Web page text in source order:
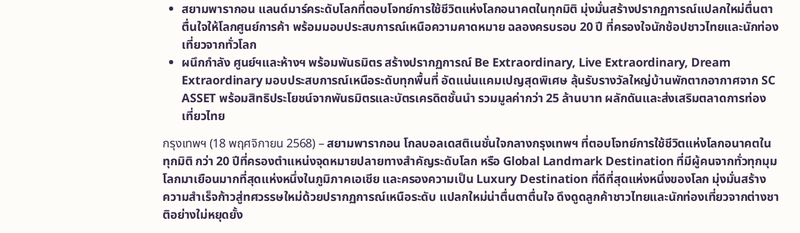
สยามพารากอน แลนด์มาร์คระดับโลกที่ตอบโจทย์การใช้ชีวิตแห่งโลกอนาคตในทุกมิติ มุ่งมั่นสร้างปรากฏการณ์แปลกใหม่ตื่นตา
ตื่นใจให้โลกศูนย์การค้า พร้อมมอบประสบการณ์เหนือความคาดหมาย ฉลองครบรอบ20 ปี ที่ครองใจนักช้อปชาวไทยและนักท่อง
เที่ยวจากทั่วโลก
ผนึกกำลัง ศูนย์ฯและห้างฯ พร้อมพันธมิตร สร้างปรากฏการณ์Be Extraordinary, Live Extraordinary, Dream
Extraordinary มอบประสบการณ์เหนือระดับทุกพื้นที่ อัดแน่นแคมเปญสุดพิเศษ ลุ้นรับรางวัลใหญ่บ้านพักตากอากาศจาก SC
ASSET พร้อมสิทธิประโยชน์จากพันธมิตรและบัตรเครดิตชั้นนำ รวมมูลค่ากว่า 25 ล้านบาท ผลักดันและส่งเสริมตลาดการท่อง
เที่ยวไทย
กรุงเทพฯ (18 พฤศจิกายน 2568) –สยามพารากอน โกลบอลเดสติเนชั่นใจกลางกรุงเทพฯ ที่ตอบโจทย์การใช้ชีวิตแห่งโลกอนาคตใน
ทุกมิติ กว่า20 ปีที่ครองตำแหน่งจุดหมายปลายทางสำคัญระดับโลก หรือ Global Landmark Destination ที่มีผู้คนจากทั่วทุกมุม
โลกมาเยือนมากที่สุดแห่งหนึ่งในภูมิภาคเอเชีย และครองความเป็น Luxury Destination ที่ดีที่สุดแห่งหนึ่งของโลก มุ่งมั่นสร้าง
ความสำเร็จก้าวสู่ทศวรรษใหม่ด้วยปรากฏการณ์เหนือระดับ แปลกใหม่น่าตื่นตาตื่นใจ ดึงดูดลูกค้าชาวไทยและนักท่องเที่ยวจากต่างชา
ติอย่างใม่หยุดยั้ง